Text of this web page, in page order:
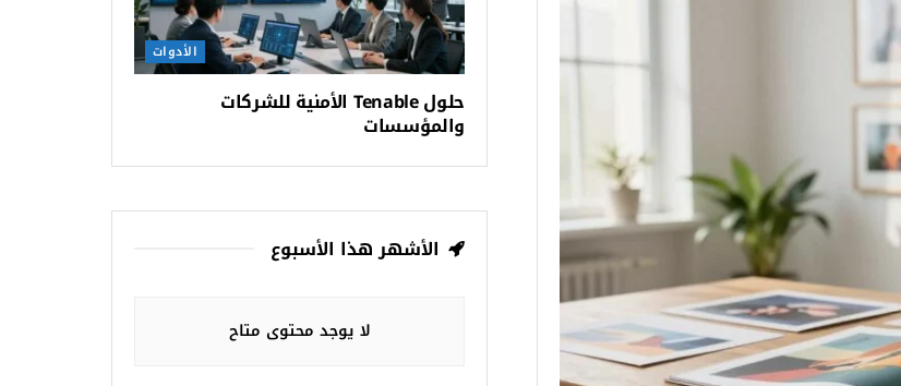
الأدوات
حلول Tenable الأمنية للشركات
والمؤسسات
الأشهر هذا الأسبوع
لا يوجد محتوى متاح